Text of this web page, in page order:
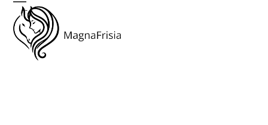
content
Open
mobile
menu
Close
mobile
menu